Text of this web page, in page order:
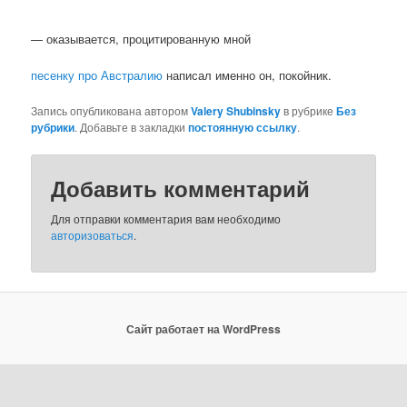
— оказывается, процитированную мной
песенку про Австралию написал именно он, покойник.
Запись опубликована авторомValery Shubinskyв рубрикеБез
рубрики. Добавьте в закладкипостоянную ссылку.
Добавить комментарий
Для отправки комментария вам необходимо
авторизоваться.
Сайт работает на WordPress